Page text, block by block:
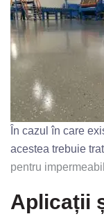
În cazul în care
acestea trebuie
pentru
Aplicații